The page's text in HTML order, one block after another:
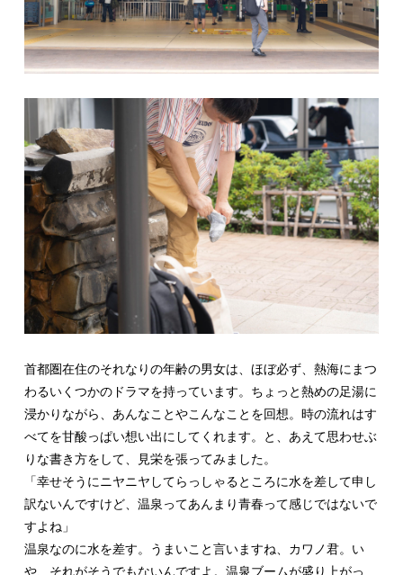
首都圏在住のそれなりの年齢の男女は、ほぼ必ず、熱海にまつ
わるいくつかのドラマを持っています。ちょっと熱めの足湯に
浸かりながら、あんなことやこんなことを回想。時の流れはす
べてを甘酸っぱい想い出にしてくれます。と、あえて思わせぶ
りな書き方をして、見栄を張ってみました。
「幸せそうにニヤニヤしてらっしゃるところに水を差して申し
訳ないんですけど、温泉ってあんまり青春って感じではないで
すよね」
温泉なのに水を差す。うまいこと言いますね、カワノ君。い
や、それがそうでもないんですよ。温泉ブームが盛り上がっ